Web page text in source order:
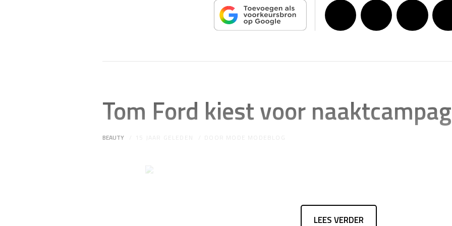
Tom Ford kiest voor
BEAUTY 15 JAAR GELEDEN DOOR MODE MODEBLOG
LEES VERDER